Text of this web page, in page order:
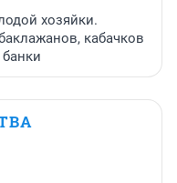
хозяйки.
кабачков